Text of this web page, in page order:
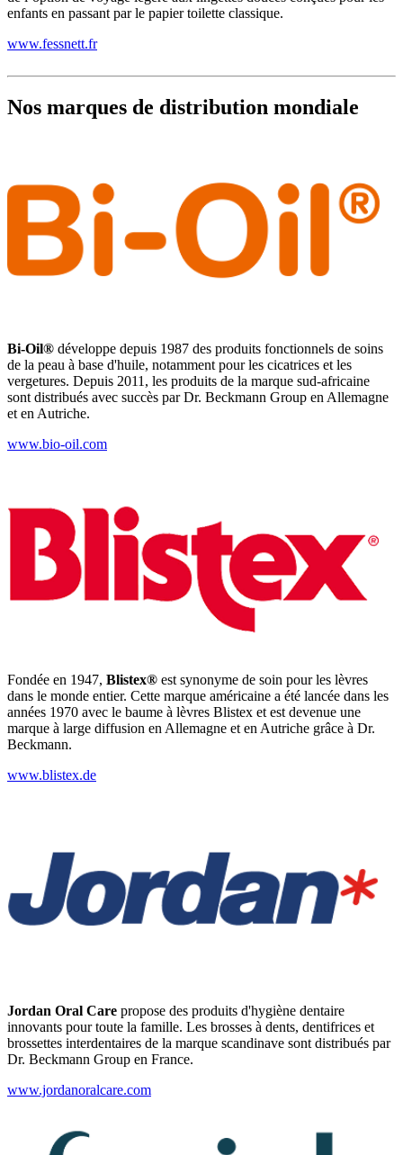
enfants en passant par le papier toilette classique.
www.fessnett.fr
Nos marques de distribution mondiale
Bi-Oil® développe depuis 1987 des produits fonctionnels de soins
de la peau à base d'huile, notamment pour les cicatrices et les
vergetures. Depuis 2011, les produits de la marque sud-africaine
sont distribués avec succès par Dr. Beckmann Group en Allemagne
et en Autriche.
www.bio-oil.com
Fondée en 1947, Blistex® est synonyme de soin pour les lèvres
dans le monde entier. Cette marque américaine a été lancée dans les
années 1970 avec le baume à lèvres Blistex et est devenue une
marque à large diffusion en Allemagne et en Autriche grâce à Dr.
Beckmann.
www.blistex.de
Jordan Oral Care propose des produits d'hygiène dentaire
innovants pour toute la famille. Les brosses à dents, dentifrices et
brossettes interdentaires de la marque scandinave sont distribués par
Dr. Beckmann Group en France.
www.jordanoralcare.com